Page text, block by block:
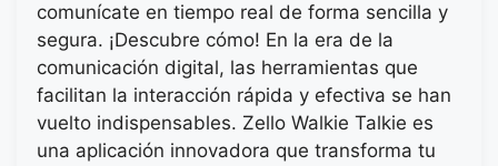
comunícate en tiempo real de forma sencilla y
segura. ¡Descubre cómo! En la era de la
comunicación digital, las herramientas que
facilitan la interacción rápida y efectiva se han
vuelto indispensables. Zello Walkie Talkie es
una aplicación innovadora que transforma tu